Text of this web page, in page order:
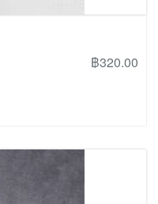
฿320.00